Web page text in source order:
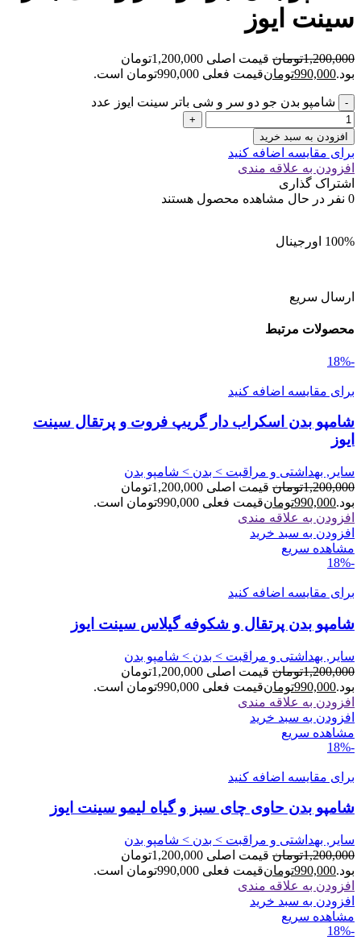
سینت ایوز
1,200,000تومان
قیمت اصلی 1,200,000تومان
بود.990,000تومانقیمت فعلی 990,000تومان است.
شامپو بدن جو ‌دو سر و شی‌ باتر سینت ایوز عدد
افزودن به سبد خرید
برای مقایسه اضافه کنید
افزودن به علاقه مندی
اشتراک گذاری
0 نفر در حال مشاهده محصول هستند
100% اورجینال
ارسال سریع
محصولات مرتبط
-18%
برای مقایسه اضافه کنید
شامپو بدن اسکراب دار گریپ فروت و پرتقال سینت
ایوز
سایر, بهداشتی و مراقبت > بدن > شامپو بدن
1,200,000تومان
قیمت اصلی 1,200,000تومان
بود.990,000تومانقیمت فعلی 990,000تومان است.
افزودن به علاقه مندی
افزودن به سبد خرید
مشاهده سریع
-18%
برای مقایسه اضافه کنید
شامپو بدن پرتقال و شکوفه گیلاس سینت ایوز
سایر, بهداشتی و مراقبت > بدن > شامپو بدن
1,200,000تومان
قیمت اصلی 1,200,000تومان
بود.990,000تومانقیمت فعلی 990,000تومان است.
افزودن به علاقه مندی
افزودن به سبد خرید
مشاهده سریع
-18%
برای مقایسه اضافه کنید
شامپو بدن حاوی چای سبز و گیاه لیمو سینت ایوز
سایر, بهداشتی و مراقبت > بدن > شامپو بدن
1,200,000تومان
قیمت اصلی 1,200,000تومان
بود.990,000تومانقیمت فعلی 990,000تومان است.
افزودن به علاقه مندی
افزودن به سبد خرید
مشاهده سریع
-18%